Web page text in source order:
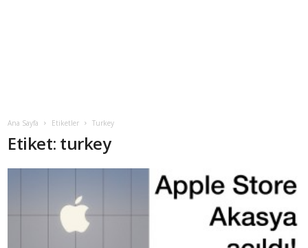
Ana Sayfa Etiketler Turkey
Etiket: turkey